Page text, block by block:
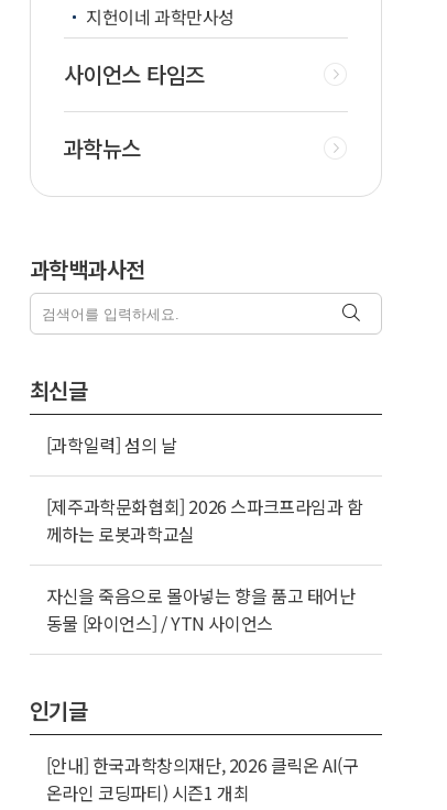
지헌이네 과학만사성
사이언스 타임즈
과학뉴스
과학백과사전
최신글
[과학일력] 섬의 날
[제주과학문화협회] 2026 스파크프라임과 함
께하는 로봇과학교실
자신을 죽음으로 몰아넣는 향을 품고 태어난
동물 [와이언스] / YTN 사이언스
인기글
[안내] 한국과학창의재단, 2026 클릭온 AI(구
온라인 코딩파티) 시즌1 개최